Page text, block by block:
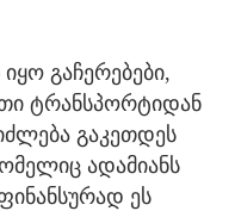
გაჩერებები,
ტრანსპორტიდან
გაკეთდეს
ადამიანს
ეს